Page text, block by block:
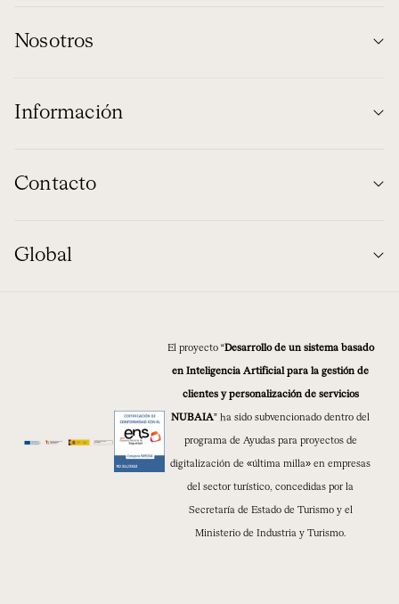
Nosotros
Información
Contacto
Global
El proyecto “Desarrollo de un sistema basado
en Inteligencia Artificial para la gestión de
clientes y personalización de servicios
NUBAIA” ha sido subvencionado dentro del
programa de Ayudas para proyectos de
digitalización de «última milla» en empresas
del sector turístico, concedidas por la
Secretaría de Estado de Turismo y el
Ministerio de Industria y Turismo.